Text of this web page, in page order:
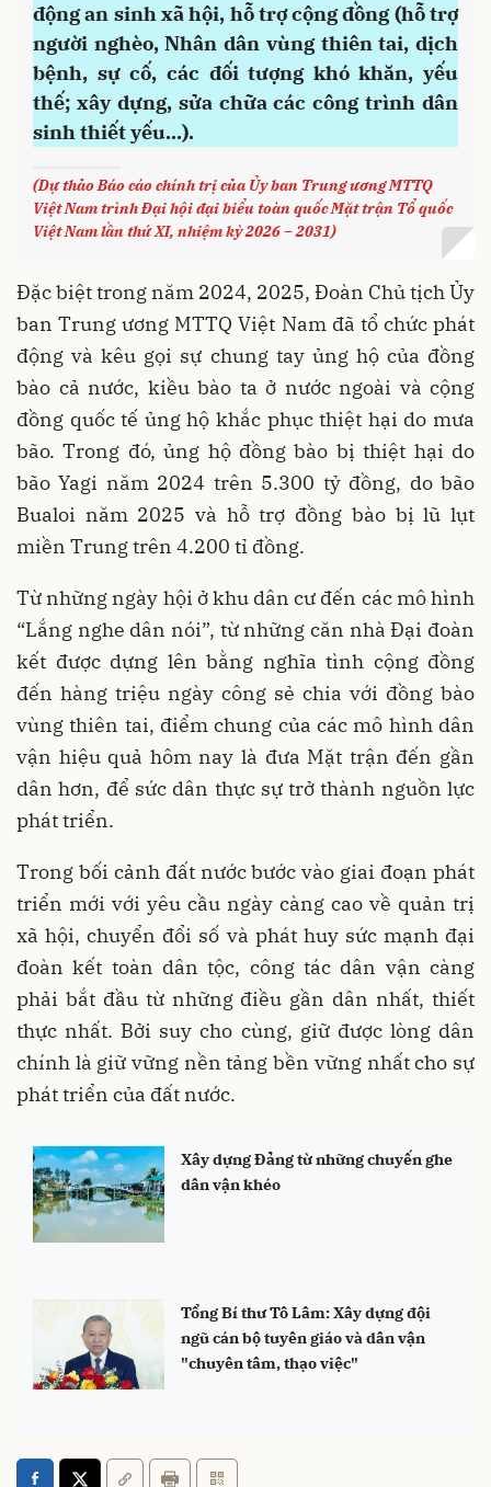
động an sinh xã hội, hỗ trợ cộng đồng (hỗ trợ
người nghèo, Nhân dân vùng thiên tai, dịch
bệnh, sự cố, các đối tượng khó khăn, yếu
thế; xây dựng, sửa chữa các công trình dân
sinh thiết yếu...).
(Dự thảo Báo cáo chính trị của Ủy ban Trung ương MTTQ
Việt Nam trình Đại hội đại biểu toàn quốc Mặt trận Tổ quốc
Việt Nam lần thứ XI, nhiệm kỳ 2026 – 2031)
Đặc biệt trong năm 2024, 2025, Đoàn Chủ tịch Ủy
ban Trung ương MTTQ Việt Nam đã tổ chức phát
động và kêu gọi sự chung tay ủng hộ của đồng
bào cả nước, kiều bào ta ở nước ngoài và cộng
đồng quốc tế ủng hộ khắc phục thiệt hại do mưa
bão. Trong đó, ủng hộ đồng bào bị thiệt hại do
bão Yagi năm 2024 trên 5.300 tỷ đồng, do bão
Bualoi năm 2025 và hỗ trợ đồng bào bị lũ lụt
miền Trung trên 4.200 tỉ đồng.
Từ những ngày hội ở khu dân cư đến các mô hình
“Lắng nghe dân nói”, từ những căn nhà Đại đoàn
kết được dựng lên bằng nghĩa tình cộng đồng
đến hàng triệu ngày công sẻ chia với đồng bào
vùng thiên tai, điểm chung của các mô hình dân
vận hiệu quả hôm nay là đưa Mặt trận đến gần
dân hơn, để sức dân thực sự trở thành nguồn lực
phát triển.
Trong bối cảnh đất nước bước vào giai đoạn phát
triển mới với yêu cầu ngày càng cao về quản trị
xã hội, chuyển đổi số và phát huy sức mạnh đại
đoàn kết toàn dân tộc, công tác dân vận càng
phải bắt đầu từ những điều gần dân nhất, thiết
thực nhất. Bởi suy cho cùng, giữ được lòng dân
chính là giữ vững nền tảng bền vững nhất cho sự
phát triển của đất nước.
Xây dựng Đảng từ những chuyến ghe
dân vận khéo
Tổng Bí thư Tô Lâm: Xây dựng đội
ngũ cán bộ tuyên giáo và dân vận
"chuyên tâm, thạo việc"